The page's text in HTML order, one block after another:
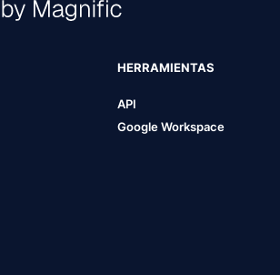
HERRAMIENTAS
API
Google Workspace